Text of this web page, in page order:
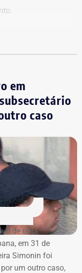
em
caso
de uma
em 31 de
Simonin foi
um outro caso,